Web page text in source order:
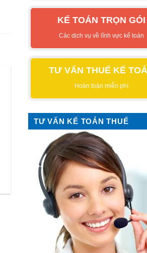
KẾ TOÁN TRỌN GÓI
Các dịch vụ về lĩnh vực kế toán
TƯ VẤN THUẾ KẾ
Hoàn toàn miễn phí
TƯ VẤN KẾ TOÁN THUẾ